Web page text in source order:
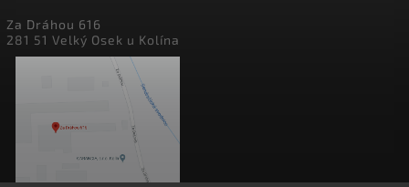
Za Dráhou 616
281 51 Velký Osek u Kolína